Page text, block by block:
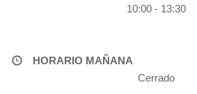
10:00 - 13:30
HORARIO MAÑANA
Cerrado